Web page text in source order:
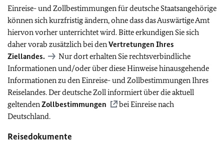
Einreise- und Zollbestimmungen für deutsche Staatsangehörige
können sich kurzfristig ändern, ohne dass das Auswärtige Amt
hiervon vorher unterrichtet wird. Bitte erkundigen Sie sich
daher vorab zusätzlich bei denVertretungen Ihres
Ziellandes.
Nur dort erhalten Sie rechtsverbindliche
Informationen und/oder über diese Hinweise hinausgehende
Informationen zu den Einreise- und Zollbestimmungen Ihres
Reiselandes. Der deutsche Zoll informiert über die aktuell
geltendenZollbestimmungen
bei Einreise nach
Deutschland.
Reisedokumente